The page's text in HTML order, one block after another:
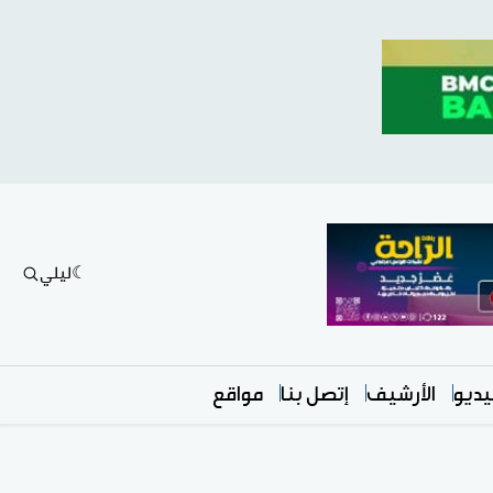
ليلي
الأرشيف إتصل بنا مواقع